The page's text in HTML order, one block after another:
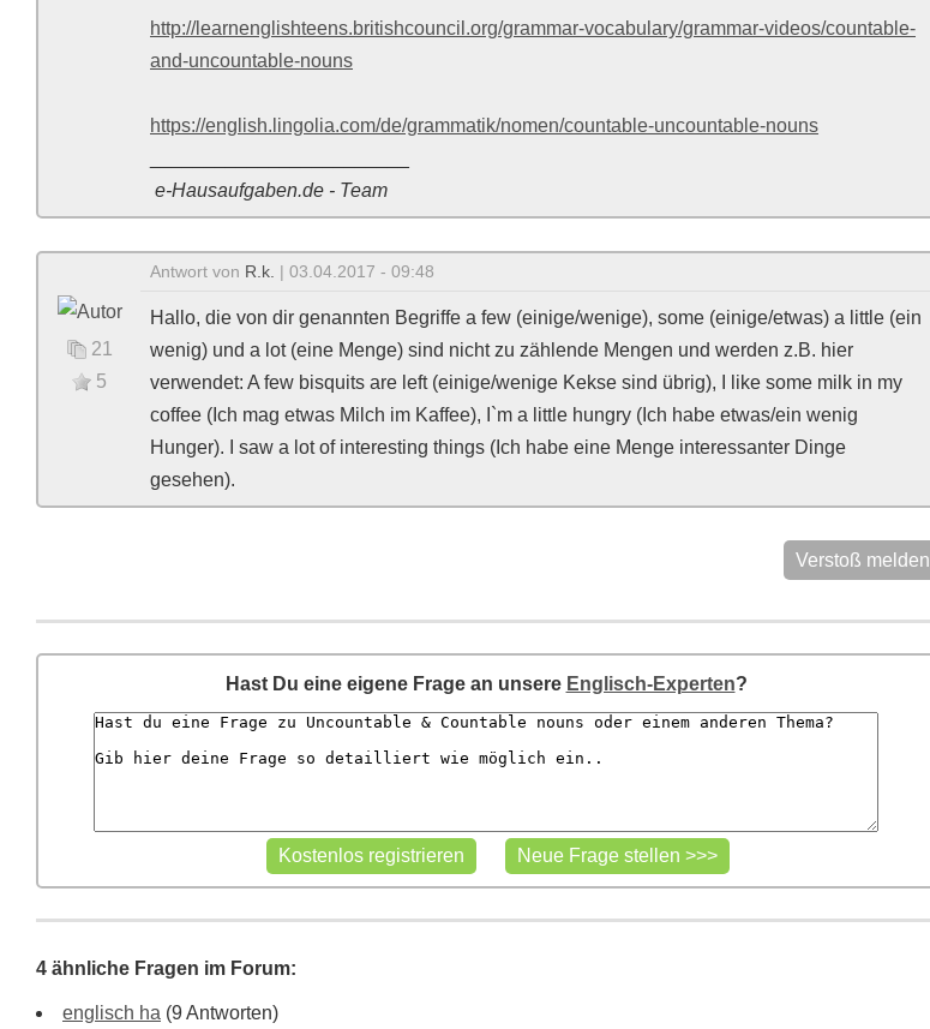
http://learnenglishteens.britishcouncil.org/grammar-vocabulary/grammar-videos/countable-
and-uncountable-nouns
https://english.lingolia.com/de/grammatik/nomen/countable-uncountable-nouns
e-Hausaufgaben.de - Team
21
5
Antwort von R.k. | 03.04.2017 - 09:48
Hallo, die von dir genannten Begriffe a few (einige/wenige), some (einige/etwas) a little (ein
wenig) und a lot (eine Menge) sind nicht zu zählende Mengen und werden z.B. hier
verwendet: A few bisquits are left (einige/wenige Kekse sind übrig), I like some milk in my
coffee (Ich mag etwas Milch im Kaffee), I`m a little hungry (Ich habe etwas/ein wenig
Hunger). I saw a lot of interesting things (Ich habe eine Menge interessanter Dinge
gesehen).
Verstoß melden
Hast Du eine eigene Frage an unsere Englisch-Experten?
4 ähnliche Fragen im Forum:
englisch ha (9 Antworten)